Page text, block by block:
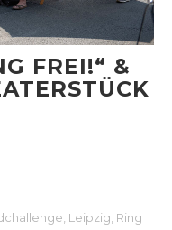
FREI!“ &
Leipzig Ring